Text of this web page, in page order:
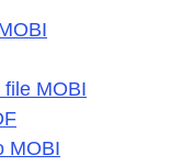
MOBI
MOBI